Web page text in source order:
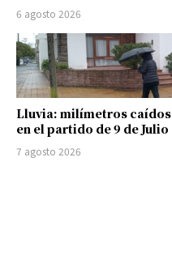
6 agosto 2026
Lluvia: milímetros caídos
en el partido de 9 de Julio
7 agosto 2026